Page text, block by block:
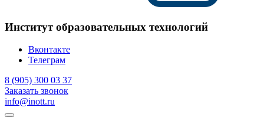
Институт образовательных технологий
Вконтакте
Телеграм
8 (905) 300 03 37
Заказать звонок
info@inott.ru